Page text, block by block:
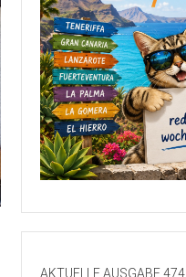
AKTUELLE AUSGABE 474